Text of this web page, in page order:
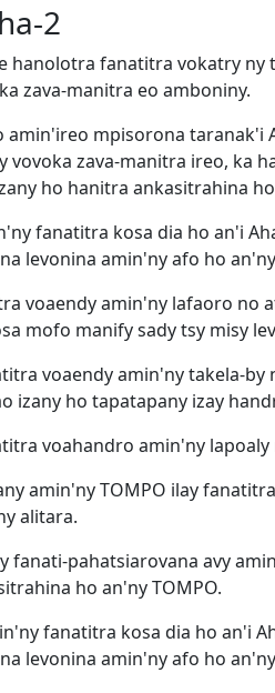
2
hanolotra fanatitra vokatry
zava-manitra eo amboniny.
amin'ireo mpisorona taranak'i
vovoka zava-manitra ireo, ka
ho hanitra ankasitrahina
fanatitra kosa dia ho an'i
levonina amin'ny afo ho
voaendy amin'ny lafaoro no
mofo manify sady tsy misy
voaendy amin'ny takela-
izany ho tapatapany izay
voahandro amin'ny
amin'ny TOMPO ilay
alitara.
fanati-pahatsiarovana avy
ho an'ny TOMPO.
fanatitra kosa dia ho an'i
levonina amin'ny afo ho